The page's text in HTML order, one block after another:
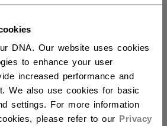
DNA. Our website uses cookies
to enhance your user
increased performance and
We also use cookies for basic
settings. For more information
please refer to our Privacy